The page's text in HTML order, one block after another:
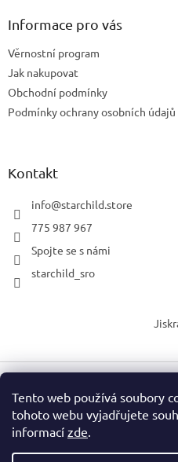
Tento web používá soubory
tohoto webu vyjadřujete
informací zde.
Informace pro vás
Věrnostní program
Jak nakupovat
Obchodní podmínky
Podmínky ochrany osobních údajů
Kontakt
info@starchild.store
775 987 967
Spojte se s námi
starchild_sro